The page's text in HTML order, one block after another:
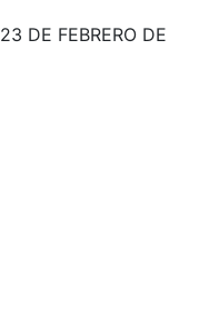
23 DE FEBRERO DE